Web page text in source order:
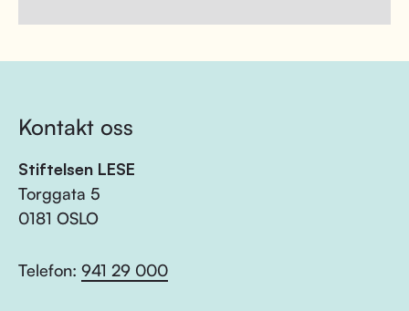
Kontakt oss
Stiftelsen LESE
Torggata 5
0181 OSLO
Telefon: 941 29 000